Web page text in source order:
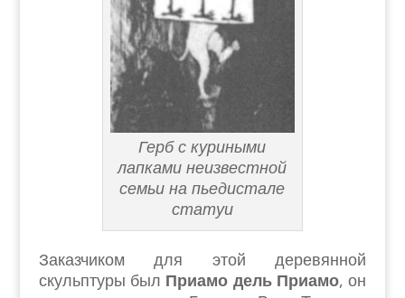
Герб с куриными
лапками неизвестной
семьи на пьедистале
статуи
Заказчиком для этой деревянной
скульптуры был Приамо дель Приамо, он